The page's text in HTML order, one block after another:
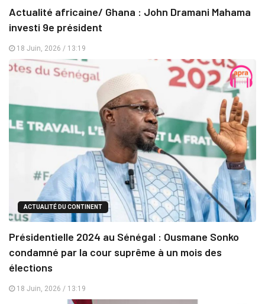
Actualité africaine/ Ghana : John Dramani Mahama
investi 9e président
18 Juin, 2026 / 13:19
ACTUALITÉ DU CONTINENT
Présidentielle 2024 au Sénégal : Ousmane Sonko
condamné par la cour suprême à un mois des
élections
18 Juin, 2026 / 13:19